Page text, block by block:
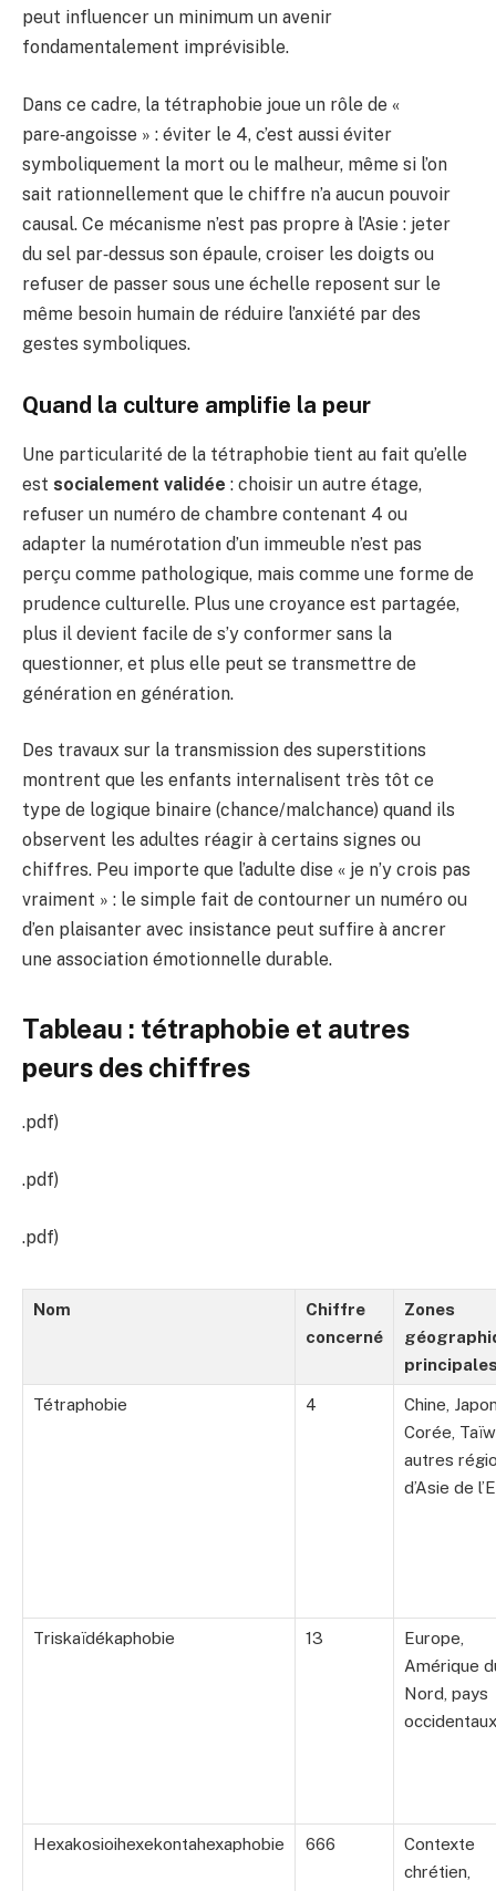
peut influencer un minimum un avenir
fondamentalement imprévisible.
Dans ce cadre, la tétraphobie joue un rôle de «
pare‑angoisse » : éviter le 4, c’est aussi éviter
symboliquement la mort ou le malheur, même si l’on
sait rationnellement que le chiffre n’a aucun pouvoir
causal. Ce mécanisme n’est pas propre à l’Asie : jeter
du sel par‑dessus son épaule, croiser les doigts ou
refuser de passer sous une échelle reposent sur le
même besoin humain de réduire l’anxiété par des
gestes symboliques.
Quand la culture amplifie la peur
Une particularité de la tétraphobie tient au fait qu’elle
est socialement validée : choisir un autre étage,
refuser un numéro de chambre contenant 4 ou
adapter la numérotation d’un immeuble n’est pas
perçu comme pathologique, mais comme une forme de
prudence culturelle. Plus une croyance est partagée,
plus il devient facile de s’y conformer sans la
questionner, et plus elle peut se transmettre de
génération en génération.
Des travaux sur la transmission des superstitions
montrent que les enfants internalisent très tôt ce
type de logique binaire (chance/malchance) quand ils
observent les adultes réagir à certains signes ou
chiffres. Peu importe que l’adulte dise « je n’y crois pas
vraiment » : le simple fait de contourner un numéro ou
d’en plaisanter avec insistance peut suffire à ancrer
une association émotionnelle durable.
Tableau : tétraphobie et autres
peurs des chiffres
.pdf)
.pdf)
.pdf)
Nom
Chiffre
concerné
Zones
Tétraphobie 4
Chine,
Corée,
autres
d’Asie de
Triskaïdékaphobie 13
Europe,
Amérique
Nord, pays
occidentaux
Hexakosioihexekontahexaphobie 666
Contexte
chrétien,